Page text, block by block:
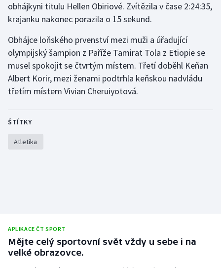
Lyže a snowboard
Moderní pětiboj
Motorsport
Olympijské hry
Rychlostní kanoistika
Short track
obhájkyni titulu Hellen Obiriové. Zvítězila v čase 2:24:35,
krajanku nakonec porazila o 15 sekund.
Obhájce loňského prvenství mezi muži a úřadující
olympijský šampion z Paříže Tamirat Tola z Etiopie se
musel spokojit se čtvrtým místem. Třetí doběhl Keňan
Albert Korir, mezi ženami podtrhla keňskou nadvládu
třetím místem Vivian Cheruiyotová.
ŠTÍTKY
Atletika
APLIKACE ČT SPORT
Mějte celý sportovní svět vždy u sebe i na
velké obrazovce.